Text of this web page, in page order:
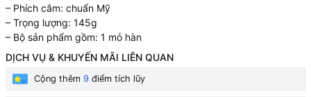
– Phích cắm: chuẩn Mỹ
– Trọng lượng: 145g
– Bộ sản phẩm gồm: 1 mỏ hàn
DỊCH VỤ & KHUYẾN MÃI LIÊN QUAN
Cộng thêm 9 điểm tích lũy